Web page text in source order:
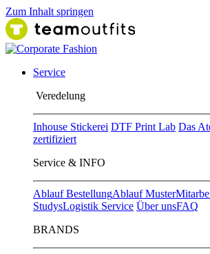
Zum Inhalt springen
Service
Ver​edelung
Inhouse Stickerei DTF Print Lab Das
zertifiziert
Service & INFO
Ablauf BestellungAblauf Muster
StudysLogistik Service Über unsFAQ
BRANDS